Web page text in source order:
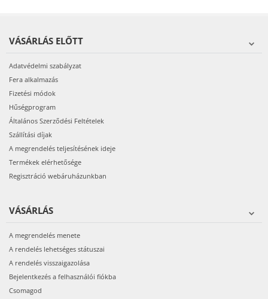
VÁSÁRLÁS ELŐTT
Adatvédelmi szabályzat
Fera alkalmazás
Fizetési módok
Hűségprogram
Általános Szerződési Feltételek
Szállítási díjak
A megrendelés teljesítésének ideje
Termékek elérhetősége
Regisztráció webáruházunkban
VÁSÁRLÁS
A megrendelés menete
A rendelés lehetséges státuszai
A rendelés visszaigazolása
Bejelentkezés a felhasználói fiókba
Csomagod